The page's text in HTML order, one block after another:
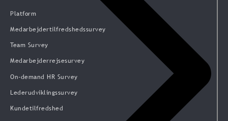
Platform
Medarbejdertilfredshedssurvey
Team Survey
Medarbejderrejsesurvey
On-demand HR Survey
Lederudviklingssurvey
Kundetilfredshed